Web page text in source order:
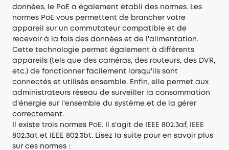
données, le PoE a également établi des normes. Les
normes PoE vous permettent de brancher votre
appareil sur un commutateur compatible et de
recevoir à la fois des données et de l'alimentation.
Cette technologie permet également à différents
appareils (tels que des caméras, des routeurs, des DVR,
etc.) de fonctionner facilement lorsqu'ils sont
connectés et utilisés ensemble. Enfin, elle permet aux
administrateurs réseau de surveiller la consommation
d'énergie sur l'ensemble du système et de la gérer
correctement.
Il existe trois normes PoE. Il s'agit de IEEE 802.3af, IEEE
802.3at et IEEE 802.3bt. Lisez la suite pour en savoir plus
sur ces normes :